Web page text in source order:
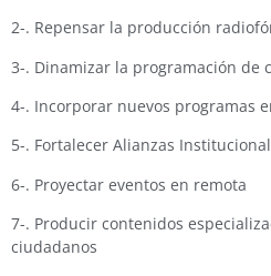
2-. Repensar la producción
3-. Dinamizar la programación de
4-. Incorporar nuevos programas
5-. Fortalecer Alianzas
6-. Proyectar eventos en remota
7-. Producir contenidos
ciudadanos